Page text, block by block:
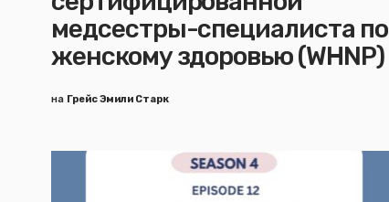
медсестры-специалиста по
женскому здоровью (WHNP)
на Грейс Эмили Старк